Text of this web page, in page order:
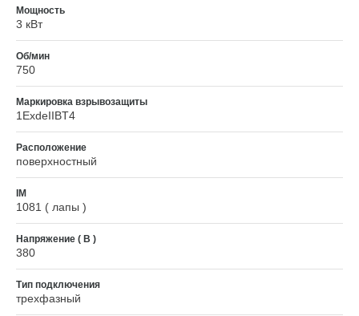
Мощность
3 кВт
Об/мин
750
Маркировка взрывозащиты
1ExdeIIBT4
Расположение
поверхностный
IM
1081 ( лапы )
Напряжение ( В )
380
Тип подключения
трехфазный